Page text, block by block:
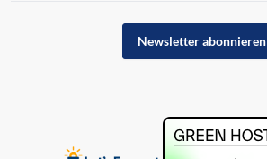
Newsletter abonnieren